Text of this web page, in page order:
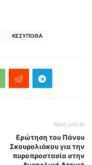
ΚΕΣΥΠΟΘΑ
Next article
Ερώτηση του Πάνου
Σκουρολιάκου για την
πυροπροστασία στην